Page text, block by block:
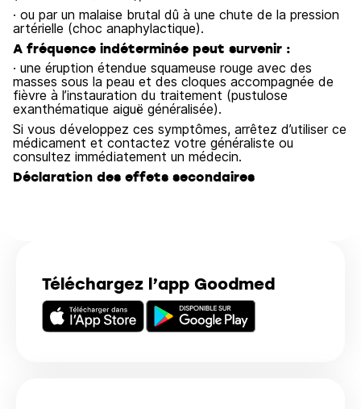
Téléchargez l’app Goodmed
· ou par un malaise brutal dû à une chute de la pression
artérielle (choc anaphylactique).
A fréquence indéterminée peut survenir :
· une éruption étendue squameuse rouge avec des
masses sous la peau et des cloques accompagnée de
fièvre à l’instauration du traitement (pustulose
exanthématique aiguë généralisée).
Si vous développez ces symptômes, arrêtez d’utiliser ce
médicament et contactez votre généraliste ou
consultez immédiatement un médecin.
Déclaration des effets secondaires